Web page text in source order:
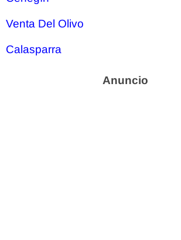
Venta Del Olivo
Calasparra